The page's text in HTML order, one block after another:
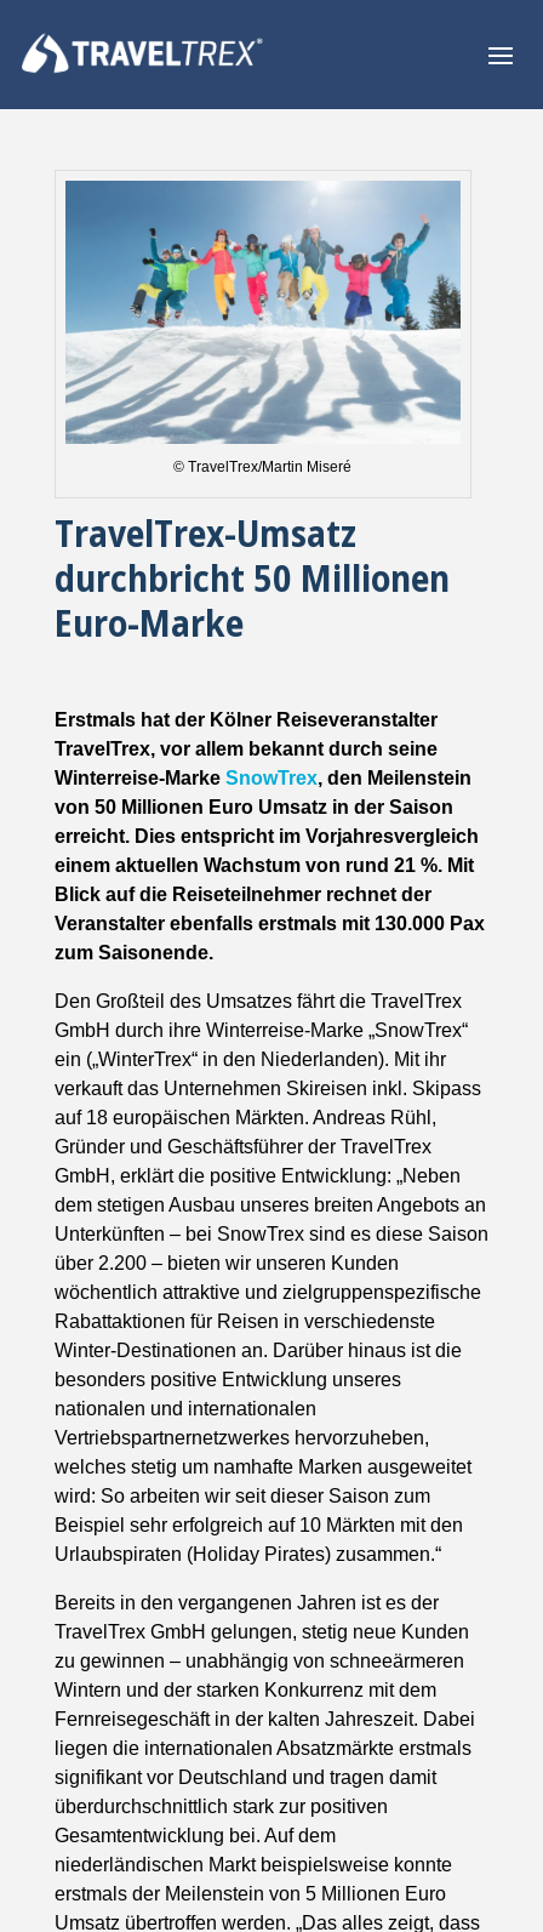
© TravelTrex/Martin Miseré
TravelTrex-Umsatz
durchbricht 50 Millionen
Euro-Marke
Erstmals hat der Kölner Reiseveranstalter
TravelTrex, vor allem bekannt durch seine
Winterreise-Marke SnowTrex, den Meilenstein
von 50 Millionen Euro Umsatz in der Saison
erreicht. Dies entspricht im Vorjahresvergleich
einem aktuellen Wachstum von rund 21 %. Mit
Blick auf die Reiseteilnehmer rechnet der
Veranstalter ebenfalls erstmals mit 130.000 Pax
zum Saisonende.
Den Großteil des Umsatzes fährt die TravelTrex
GmbH durch ihre Winterreise-Marke „SnowTrex“
ein („WinterTrex“ in den Niederlanden). Mit ihr
verkauft das Unternehmen Skireisen inkl. Skipass
auf 18 europäischen Märkten. Andreas Rühl,
Gründer und Geschäftsführer der TravelTrex
GmbH, erklärt die positive Entwicklung: „Neben
dem stetigen Ausbau unseres breiten Angebots an
Unterkünften – bei SnowTrex sind es diese Saison
über 2.200 – bieten wir unseren Kunden
wöchentlich attraktive und zielgruppenspezifische
Rabattaktionen für Reisen in verschiedenste
Winter-Destinationen an. Darüber hinaus ist die
besonders positive Entwicklung unseres
nationalen und internationalen
Vertriebspartnernetzwerkes hervorzuheben,
welches stetig um namhafte Marken ausgeweitet
wird: So arbeiten wir seit dieser Saison zum
Beispiel sehr erfolgreich auf 10 Märkten mit den
Urlaubspiraten (Holiday Pirates) zusammen.“
Bereits in den vergangenen Jahren ist es der
TravelTrex GmbH gelungen, stetig neue Kunden
zu gewinnen – unabhängig von schneeärmeren
Wintern und der starken Konkurrenz mit dem
Fernreisegeschäft in der kalten Jahreszeit. Dabei
liegen die internationalen Absatzmärkte erstmals
signifikant vor Deutschland und tragen damit
überdurchschnittlich stark zur positiven
Gesamtentwicklung bei. Auf dem
niederländischen Markt beispielsweise konnte
erstmals der Meilenstein von 5 Millionen Euro
Umsatz übertroffen werden. „Das alles zeigt, dass